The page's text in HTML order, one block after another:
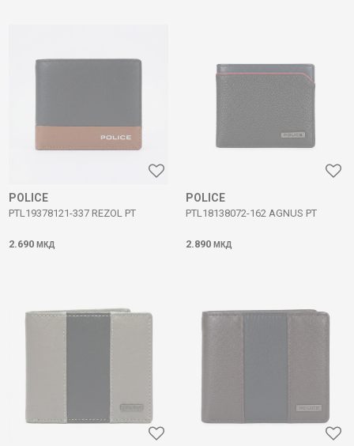
POLICE
PTL19378121-337 REZOL PT
2.690 МКД
POLICE
PTL18138072-162 AGNUS PT
2.890 МКД